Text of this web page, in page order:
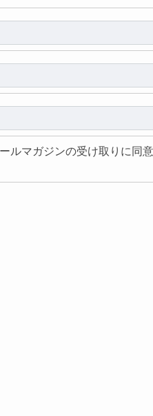
ルマガジンの受け取りに同